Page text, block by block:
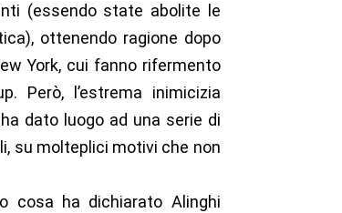
(essendo state abolite le
ottenendo ragione dopo
York, cui fanno rifermento
Però, l’estrema inimicizia
dato luogo ad una serie di
su molteplici motivi che non
cosa ha dichiarato Alinghi